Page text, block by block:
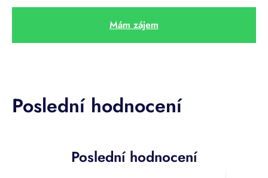
Mám zájem
Poslední hodnocení